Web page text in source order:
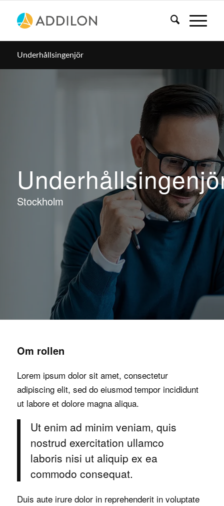
Underhållsingenjör
Stockholm
Om rollen
Lorem ipsum dolor sit amet, consectetur
adipiscing elit, sed do eiusmod tempor incididunt
ut labore et dolore magna aliqua.
Ut enim ad minim veniam, quis
nostrud exercitation ullamco
laboris nisi ut aliquip ex ea
commodo consequat.
Duis aute irure dolor in reprehenderit in voluptate